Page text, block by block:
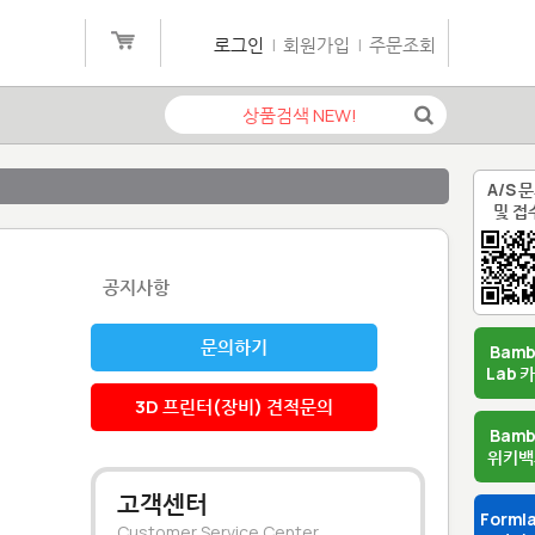
A/S
및 접
Lab
위키
로그인 | 회원가입 | 주문조회
공지사항
문의하기
3D 프린터(장비) 견적문의
고객센터